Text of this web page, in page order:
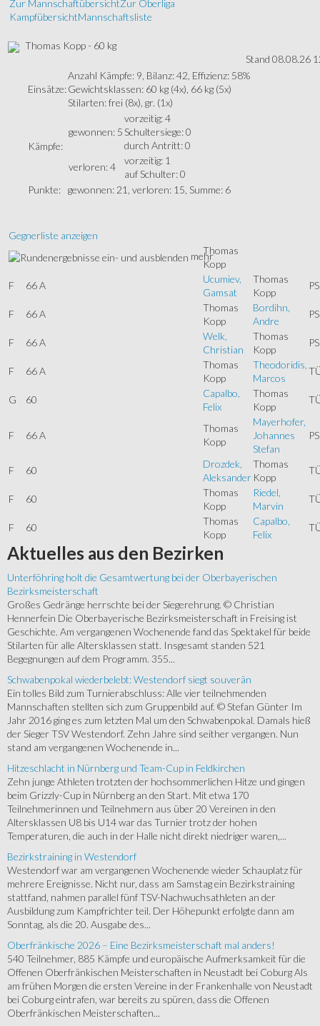
Zur MannschaftübersichtZur Oberliga
KampfübersichtMannschaftsliste
Thomas Kopp - 60 kg
Stand 08.08.26
Einsätze:
Anzahl Kämpfe: 9, Bilanz: 42, Effizienz: 58%
Gewichtsklassen: 60 kg (4x), 66 kg (5x)
Stilarten: frei (8x), gr. (1x)
Kämpfe:
gewonnen: 5
vorzeitig: 4
Schultersiege: 0
durch Antritt: 0
verloren: 4
vorzeitig: 1
auf Schulter: 0
Punkte: gewonnen: 21, verloren: 15, Summe: 6
Gegnerliste anzeigen
mehrThomas
Kopp
F
66 A
Ucumiev,
Gamsat
Thomas
Kopp
PS
F 66 A
Thomas
Kopp
Bordihn,
Andre
PS
F 66 A
Welk,
Christian
Thomas
Kopp
PS
F 66 A
Thomas
Kopp
Theodoridis,
Marcos
G 60
Capalbo,
Felix
Thomas
Kopp
F 66 A
Thomas
Kopp
Mayerhofer,
Johannes
Stefan
PS
F 60
Drozdek,
Aleksander
Thomas
Kopp
F 60
Thomas
Kopp
Riedel,
Marvin
F 60
Thomas
Kopp
Capalbo,
Felix
Aktuelles aus den Bezirken
Unterföhring holt die Gesamtwertung bei der Oberbayerischen
Bezirksmeisterschaft
Großes Gedränge herrschte bei der Siegerehrung. © Christian
Hennerfein Die Oberbayerische Bezirksmeisterschaft in Freising ist
Geschichte. Am vergangenen Wochenende fand das Spektakel für beide
Stilarten für alle Altersklassen statt. Insgesamt standen 521
Begegnungen auf dem Programm. 355...
Schwabenpokal wiederbelebt: Westendorf siegt souverän
Ein tolles Bild zum Turnierabschluss: Alle vier teilnehmenden
Mannschaften stellten sich zum Gruppenbild auf. © Stefan Günter Im
Jahr 2016 ging es zum letzten Mal um den Schwabenpokal. Damals hieß
der Sieger TSV Westendorf. Zehn Jahre sind seither vergangen. Nun
stand am vergangenen Wochenende in...
Hitzeschlacht in Nürnberg und Team-Cup in Feldkirchen
Zehn junge Athleten trotzten der hochsommerlichen Hitze und gingen
beim Grizzly-Cup in Nürnberg an den Start. Mit etwa 170
Teilnehmerinnen und Teilnehmern aus über 20 Vereinen in den
Altersklassen U8 bis U14 war das Turnier trotz der hohen
Temperaturen, die auch in der Halle nicht direkt niedriger waren,...
Bezirkstraining in Westendorf
Westendorf war am vergangenen Wochenende wieder Schauplatz für
mehrere Ereignisse. Nicht nur, dass am Samstag ein Bezirkstraining
stattfand, nahmen parallel fünf TSV-Nachwuchsathleten an der
Ausbildung zum Kampfrichter teil. Der Höhepunkt erfolgte dann am
Sonntag, als die 20. Ausgabe des...
Oberfränkische 2026 – Eine Bezirksmeisterschaft mal anders!
540 Teilnehmer, 885 Kämpfe und europäische Aufmerksamkeit für die
Offenen Oberfränkischen Meisterschaften in Neustadt bei Coburg Als
am frühen Morgen die ersten Vereine in der Frankenhalle von Neustadt
bei Coburg eintrafen, war bereits zu spüren, dass die Offenen
Oberfränkischen Meisterschaften...